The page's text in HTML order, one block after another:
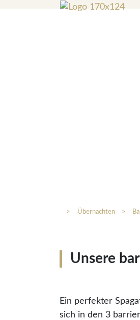
> Übernachten >
Unsere
Ein perfekter
sich in den 3